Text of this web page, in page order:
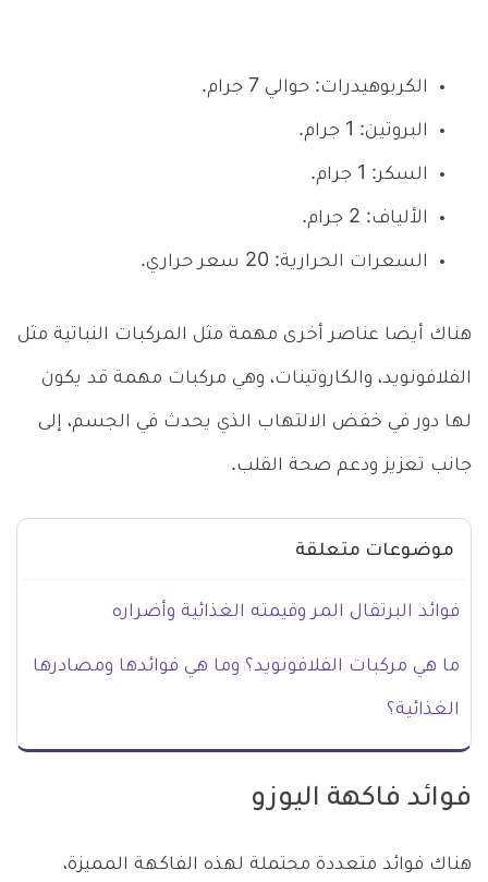
الكربوهيدرات: حوالي 7 جرام.
البروتين: 1 جرام.
السكر: 1 جرام.
الألياف: 2 جرام.
السعرات الحرارية: 20 سعر حراري.
هناك أيضا عناصر أخرى مهمة مثل المركبات النباتية مثل
الفلافونويد، والكاروتينات، وهي مركبات مهمة قد يكون
لها دور في خفض الالتهاب الذي يحدث في الجسم، إلى
جانب تعزيز ودعم صحة القلب.
موضوعات متعلقة
فوائد البرتقال المر وقيمته الغذائية وأضراره
ما هي مركبات الفلافونويد؟ وما هي فوائدها ومصادرها
الغذائية؟
فوائد فاكهة اليوزو
هناك فوائد متعددة محتملة لهذه الفاكهة المميزة،